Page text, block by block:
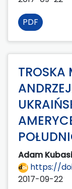
PDF
TROSKA
Adam
https://
2017-09-22